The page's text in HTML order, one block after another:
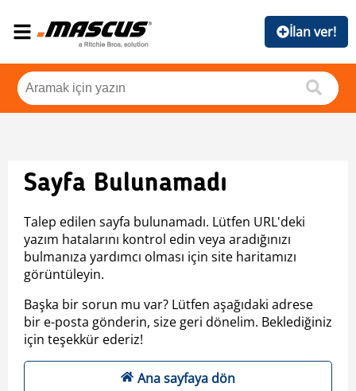
İlan ver!
Sayfa Bulunamadı
Talep edilen sayfa bulunamadı. Lütfen URL'deki
yazım hatalarını kontrol edin veya aradığınızı
bulmanıza yardımcı olması için site haritamızı
görüntüleyin.
Başka bir sorun mu var? Lütfen aşağıdaki adrese
bir e-posta gönderin, size geri dönelim. Beklediğiniz
için teşekkür ederiz!
Ana sayfaya dön